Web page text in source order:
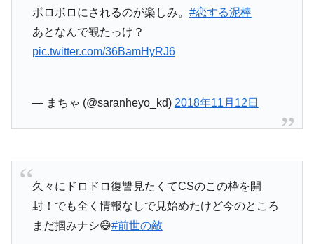
ボロボロにされるのが楽しみ。 #恋する泥棒
あとなんで観たっけ？
pic.twitter.com/36BamHyRJ6
— まちゃ (@saranheyo_kd) 2018年11月12日
久々にドロドロ復讐見たくてCSのこの枠を開
封！でも全く情報なしで見始めたけど今のところ
まだ掴みナシ😅#前世の敵